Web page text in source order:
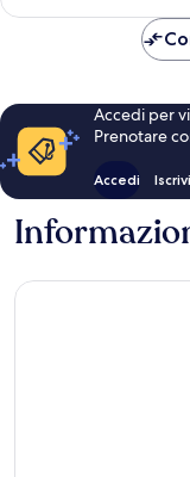
Accedi per
Prenotare
Accedi